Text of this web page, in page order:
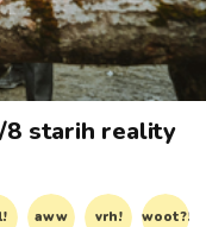
8 starih reality
aww vrh! woot?!